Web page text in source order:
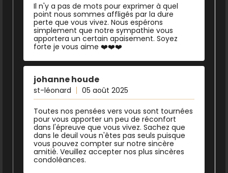
Il n'y a pas de mots pour exprimer à quel
point nous sommes affligés par la dure
perte que vous vivez. Nous espérons
simplement que notre sympathie vous
apportera un certain apaisement. Soyez
forte je vous aime ❤️❤️❤️
johanne houde
st-léonard 05 août 2025
Toutes nos pensées vers vous sont tournées
pour vous apporter un peu de réconfort
dans l'épreuve que vous vivez. Sachez que
dans le deuil vous n'êtes pas seuls puisque
vous pouvez compter sur notre sincère
amitié. Veuillez accepter nos plus sincères
condoléances.